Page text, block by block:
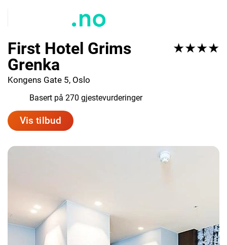
First Hotel Grims
Grenka
★★★★
Kongens Gate 5, Oslo
Basert på 270 gjestevurderinger
Vis tilbud